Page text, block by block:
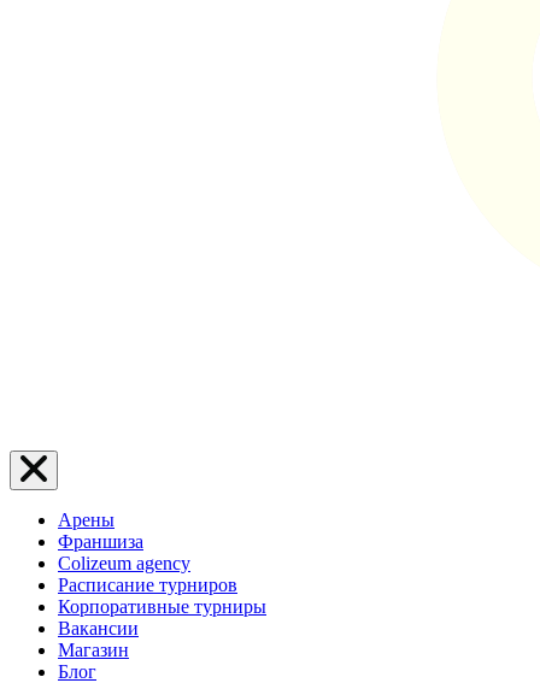
Арены
Франшиза
Colizeum agency
Расписание турниров
Корпоративные турниры
Вакансии
Магазин
Блог